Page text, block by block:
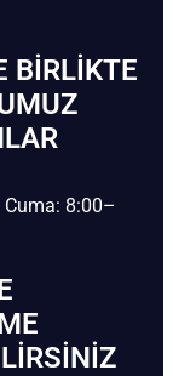
BIRLIKTE
8:00–